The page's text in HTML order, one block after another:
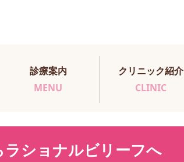
診療案内
MENU
クリニック紹介
CLINIC
ショナルビリーフへ